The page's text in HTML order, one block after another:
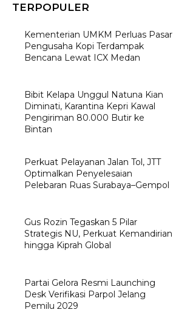
TERPOPULER
Kementerian UMKM Perluas Pasar
Pengusaha Kopi Terdampak
Bencana Lewat ICX Medan
Bibit Kelapa Unggul Natuna Kian
Diminati, Karantina Kepri Kawal
Pengiriman 80.000 Butir ke
Bintan
Perkuat Pelayanan Jalan Tol, JTT
Optimalkan Penyelesaian
Pelebaran Ruas Surabaya–Gempol
Gus Rozin Tegaskan 5 Pilar
Strategis NU, Perkuat Kemandirian
hingga Kiprah Global
Partai Gelora Resmi Launching
Desk Verifikasi Parpol Jelang
Pemilu 2029